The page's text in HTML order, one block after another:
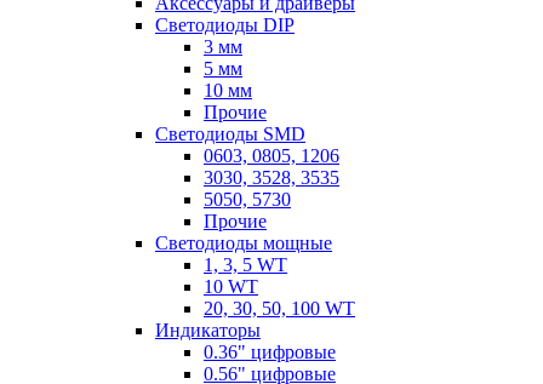
Светодиоды DIP
3 мм
5 мм
10 мм
Прочие
Светодиоды SMD
0603, 0805, 1206
3030, 3528, 3535
5050, 5730
Прочие
Светодиоды мощные
1, 3, 5 WT
10 WT
20, 30, 50, 100 WT
Индикаторы
0.36" цифровые
0.56" цифровые